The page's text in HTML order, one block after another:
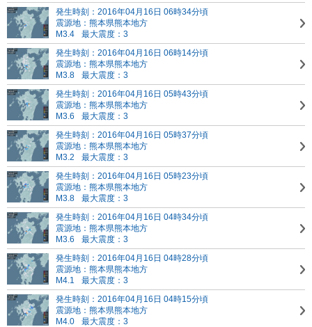
発生時刻：2016年04月16日 06時34分頃
震源地：熊本県熊本地方
M3.4
最大震度：3
発生時刻：2016年04月16日 06時14分頃
震源地：熊本県熊本地方
M3.8
最大震度：3
発生時刻：2016年04月16日 05時43分頃
震源地：熊本県熊本地方
M3.6
最大震度：3
発生時刻：2016年04月16日 05時37分頃
震源地：熊本県熊本地方
M3.2
最大震度：3
発生時刻：2016年04月16日 05時23分頃
震源地：熊本県熊本地方
M3.8
最大震度：3
発生時刻：2016年04月16日 04時34分頃
震源地：熊本県熊本地方
M3.6
最大震度：3
発生時刻：2016年04月16日 04時28分頃
震源地：熊本県熊本地方
M4.1
最大震度：3
発生時刻：2016年04月16日 04時15分頃
震源地：熊本県熊本地方
M4.0
最大震度：3